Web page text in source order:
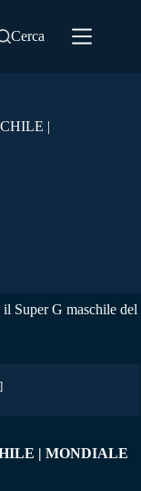
Cerca
|
Super G maschile del
| MONDIALE